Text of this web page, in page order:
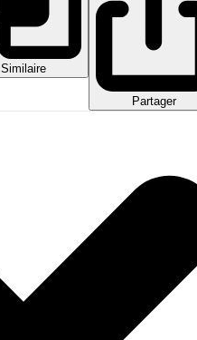
Similaire
Partager